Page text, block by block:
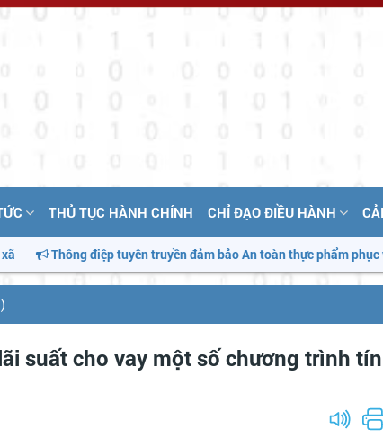
THỦ TỤC HÀNH CHÍNH CHỈ ĐẠO ĐIỀU HÀNH
điệp tuyên truyền đảm bảo An toàn thực phẩm phục vụ tháng
suất cho vay một số chương trình